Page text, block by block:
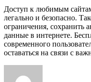
Доступ к любимым
легально и безопасно.
ограничения, сохранить
данные в интернете.
современного
оставаться на связи с